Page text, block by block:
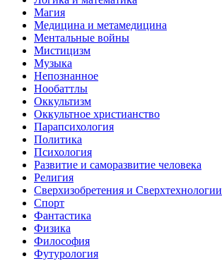
Магия
Медицина и метамедицина
Ментальные войны
Мистицизм
Музыка
Непознанное
Нообаттлы
Оккультизм
Оккультное христианство
Парапсихология
Политика
Психология
Развитие и саморазвитие человека
Религия
Сверхизобретения и Сверхтехнологии
Спорт
Фантастика
Физика
Философия
Футурология